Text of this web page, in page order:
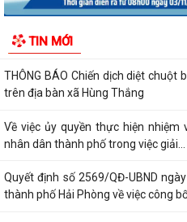
TIN MỚI
năm 2026
THÔNG BÁO Chiến dịch diệt
trên địa bàn xã Hùng Thắng
Về việc ủy quyền thực hiện
nhân dân thành phố trong việc giải...
Quyết định số 2569/QĐ-UBND
thành phố Hải Phòng về việc công